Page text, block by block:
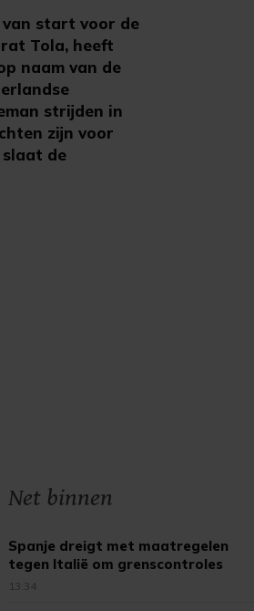
van start voor de
Tola, heeft
naam van de
strijden in
zijn voor
slaat de
Net binnen
Spanje dreigt met maatregelen
tegen Italië om grenscontroles
13:34